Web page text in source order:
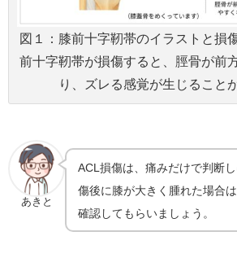
図１：膝前十字靭帯のイラストと損
前十字靭帯が損傷すると、脛骨が前
り、ズレる感覚が生じること
あきと
ACL損傷は、痛みだけで判断
傷後に膝が大きく腫れた場合
確認してもらいましょう。